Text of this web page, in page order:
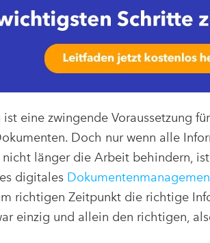
eine zwingende Voraussetzung
Doch nur wenn alle
länger die Arbeit behindern,
digitales
richtigen Zeitpunkt die richtige
einzig und allein den richtigen,